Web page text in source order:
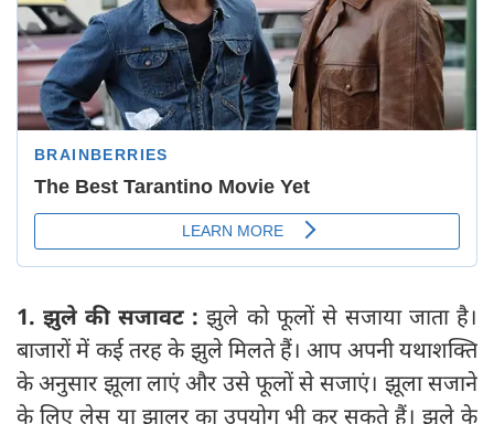
1. झुले की सजावट : झुले को फूलों से सजाया जाता है।
बाजारों में कई तरह के झुले मिलते हैं। आप अपनी यथाशक्ति
के अनुसार झूला लाएं और उसे फूलों से सजाएं। झूला सजाने
के लिए लेस या झालर का उपयोग भी कर सकते हैं। झूले के